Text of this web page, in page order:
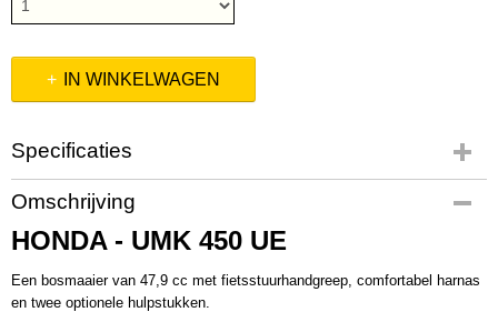
IN WINKELWAGEN
Specificaties
Productcode
UMK450UEET
Productcode leverancier
Omschrijving
HONDA - UMK 450 UE
Een bosmaaier van 47,9 cc met fietsstuurhandgreep, comfortabel harnas
en twee optionele hulpstukken.